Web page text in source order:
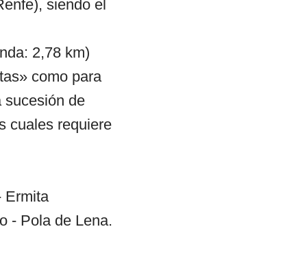
siendo el
2,78 km)
como para
sucesión de
cuales requiere
Ermita
- Pola de Lena.